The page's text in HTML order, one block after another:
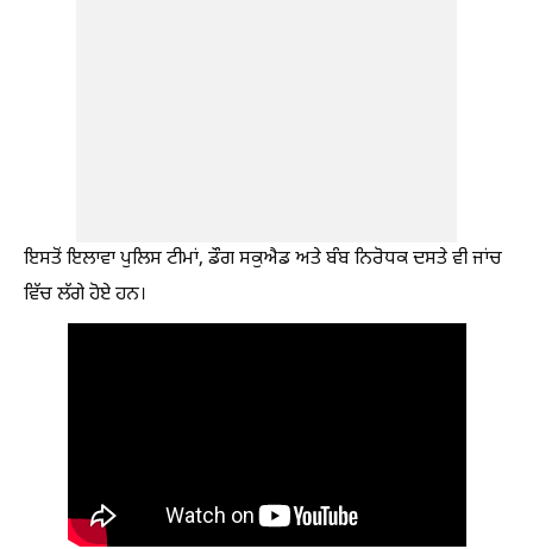
ਇਸਤੋਂ ਇਲਾਵਾ ਪੁਲਿਸ ਟੀਮਾਂ, ਡੌਗ ਸਕੁਐਡ ਅਤੇ ਬੰਬ ਨਿਰੋਧਕ ਦਸਤੇ ਵੀ ਜਾਂਚ
ਵਿੱਚ ਲੱਗੇ ਹੋਏ ਹਨ।